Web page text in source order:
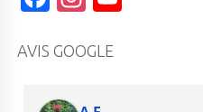
c a
AVIS GOOGLE